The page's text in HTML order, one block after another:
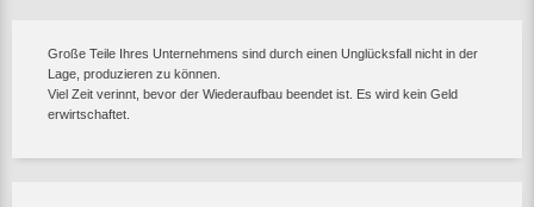
Große Teile Ihres Unternehmens sind durch einen Unglücksfall nicht in der
Lage, produzieren zu können.
Viel Zeit verinnt, bevor der Wiederaufbau beendet ist. Es wird kein Geld
erwirtschaftet.